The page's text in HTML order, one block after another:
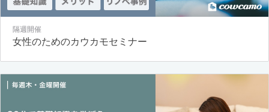
隔週開催
女性のためのカウカモセミナー